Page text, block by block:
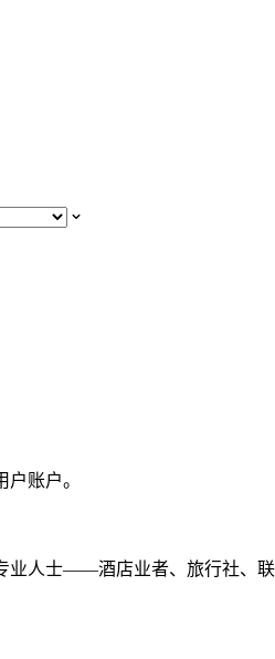
账户。
业人士——酒店业者、旅行社、